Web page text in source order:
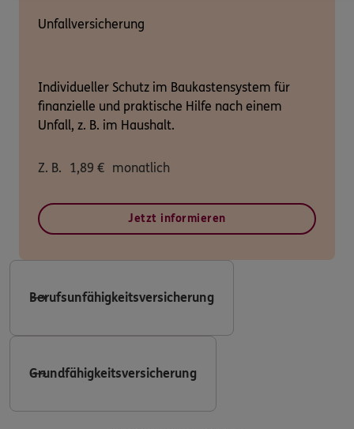
Unfallversicherung
Individueller Schutz im Baukastensystem für
finanzielle und praktische Hilfe nach einem
Unfall, z. B. im Haushalt.
Z. B. 1,89 € monatlich
Jetzt informieren
Berufsunfähigkeitsversicherung
Grundfähigkeitsversicherung